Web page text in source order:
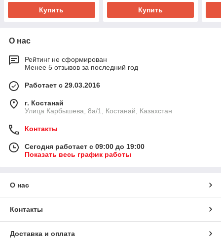
Купить Купить
О нас
Рейтинг не сформирован
Менее 5 отзывов за последний год
Работает с 29.03.2016
г. Костанай
Улица Карбышева, 8а/1, Костанай, Казахстан
Контакты
Сегодня работает с 09:00 до 19:00
Показать весь график работы
О нас
Контакты
Доставка и оплата